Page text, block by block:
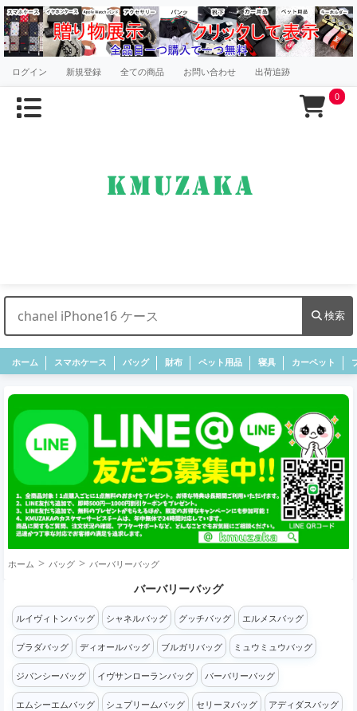
ログイン 新規登録 全ての商品 お問い合わせ 出荷追跡
0
検索
ホーム スマホケース バッグ 財布 ペット用品 寝具 カーペット
ホーム バッグ バーバリーバッグ
バーバリーバッグ
ルイヴィトンバッグ シャネルバッグ グッチバッグ エルメスバッグ
プラダバッグ ディオールバッグ ブルガリバッグ ミュウミュウバッグ
ジバンシーバッグ イヴサンローランバッグ バーバリーバッグ
エムシーエムバッグ シュプリームバッグ セリーヌバッグ アディダスバッグ